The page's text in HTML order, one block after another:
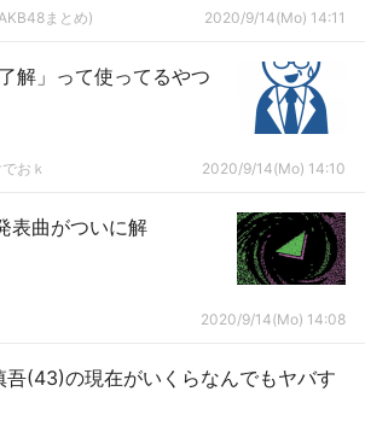
まとめ) 2020/9/14(Mo) 14:11
解」って使ってるやつ
おｋ 2020/9/14(Mo) 14:10
表曲がついに解
2020/9/14(Mo) 14:08
吾(43)の現在がいくらなんでもヤバす